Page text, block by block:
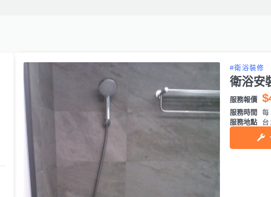
#衛浴裝修
衛浴安
服務報價
服務時間
服務地點